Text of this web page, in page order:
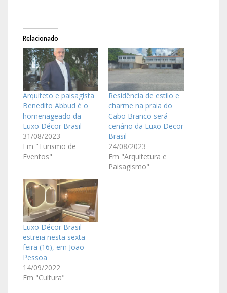
Relacionado
Arquiteto e paisagista
Benedito Abbud é o
homenageado da
Luxo Décor Brasil
31/08/2023
Em "Turismo de
Eventos"
Residência de estilo e
charme na praia do
Cabo Branco será
cenário da Luxo Decor
Brasil
24/08/2023
Em "Arquitetura e
Paisagismo"
Luxo Décor Brasil
estreia nesta sexta-
feira (16), em João
Pessoa
14/09/2022
Em "Cultura"